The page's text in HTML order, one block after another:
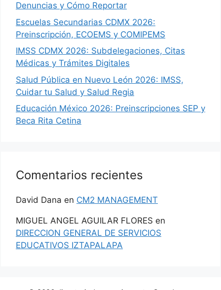
Denuncias y Cómo Reportar
Escuelas Secundarias CDMX 2026:
Preinscripción, ECOEMS y COMIPEMS
IMSS CDMX 2026: Subdelegaciones, Citas
Médicas y Trámites Digitales
Salud Pública en Nuevo León 2026: IMSS,
Cuidar tu Salud y Salud Regia
Educación México 2026: Preinscripciones SEP y
Beca Rita Cetina
Comentarios recientes
David Dana en CM2 MANAGEMENT
MIGUEL ANGEL AGUILAR FLORES en
DIRECCION GENERAL DE SERVICIOS
EDUCATIVOS IZTAPALAPA